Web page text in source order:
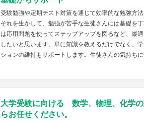
受験勉強や定期テスト対策を通じて効率的な勉強方法
それを生かして、勉強が苦手な生徒さんには基礎を
は応用問題を使ってステップアップを図るなど、最
したいと思います。単に知識を教えるだけでなく、
ションの維持もサポートします。生徒さんの気持ち
大学受験に向ける 数学、物理、化学
らお任せください。